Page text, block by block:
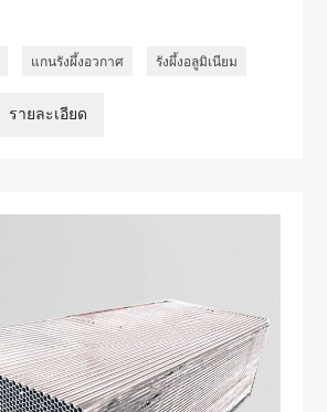
แกนรังผึ้งอวกาศ รังผึ้งอลูมิเนียม
รายละเอียด